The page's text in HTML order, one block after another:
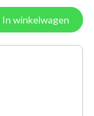
In winkelwagen